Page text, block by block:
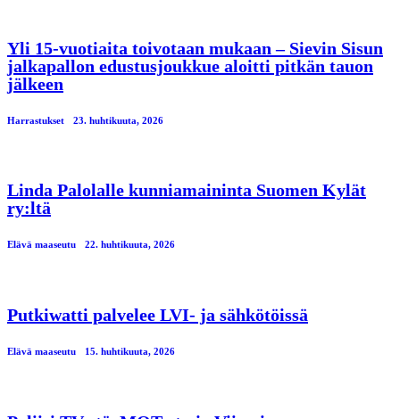
Yli 15-vuotiaita toivotaan mukaan – Sievin Sisun
jalkapallon edustusjoukkue aloitti pitkän tauon
jälkeen
Harrastukset 23. huhtikuuta, 2026
Linda Palolalle kunniamaininta Suomen Kylät
ry:ltä
Elävä maaseutu 22. huhtikuuta, 2026
Putkiwatti palvelee LVI- ja sähkötöissä
Elävä maaseutu 15. huhtikuuta, 2026